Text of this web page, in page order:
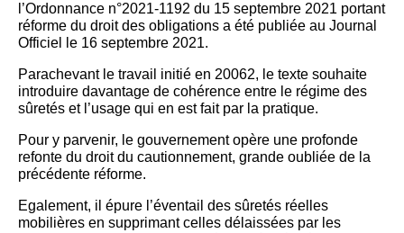
l’Ordonnance n°2021-1192 du 15 septembre 2021 portant
réforme du droit des obligations a été publiée au Journal
Officiel le 16 septembre 2021.
Parachevant le travail initié en 20062, le texte souhaite
introduire davantage de cohérence entre le régime des
sûretés et l’usage qui en est fait par la pratique.
Pour y parvenir, le gouvernement opère une profonde
refonte du droit du cautionnement, grande oubliée de la
précédente réforme.
Egalement, il épure l’éventail des sûretés réelles
mobilières en supprimant celles délaissées par les